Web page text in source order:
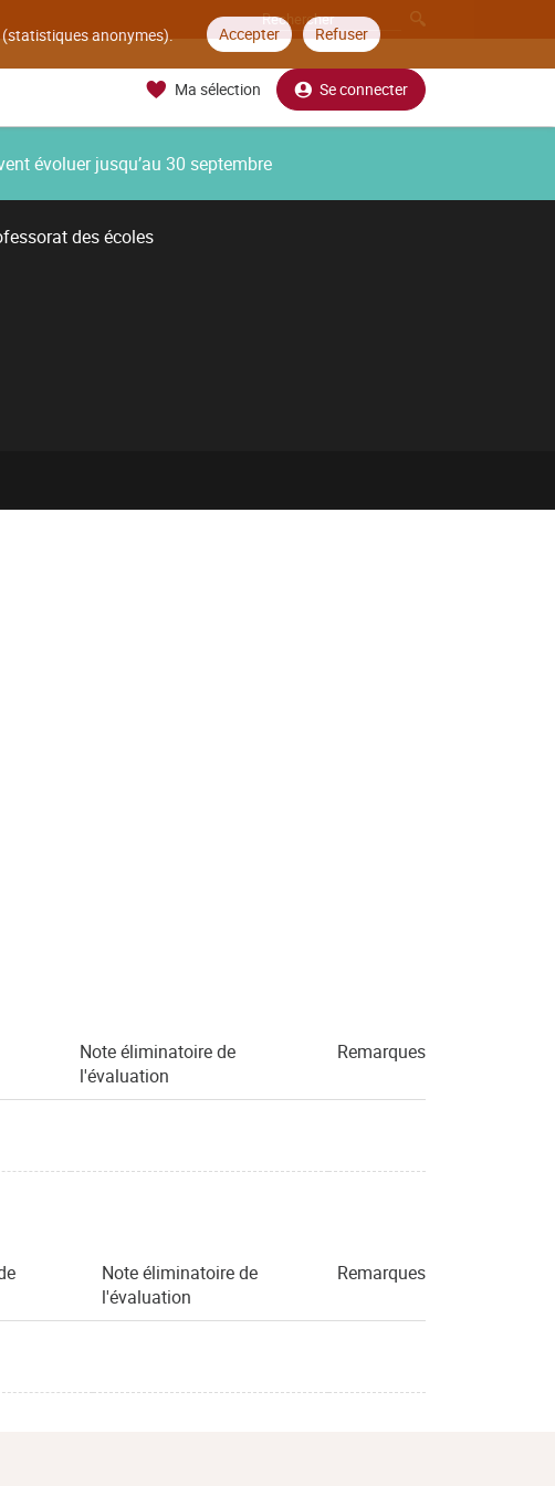
(statistiques anonymes). Accepter Refuser
Ma sélection Se connecter
évoluer jusqu’au 30 septembre
des écoles
Note éliminatoire de
l'évaluation
Remarques
Note éliminatoire de
l'évaluation
Remarques